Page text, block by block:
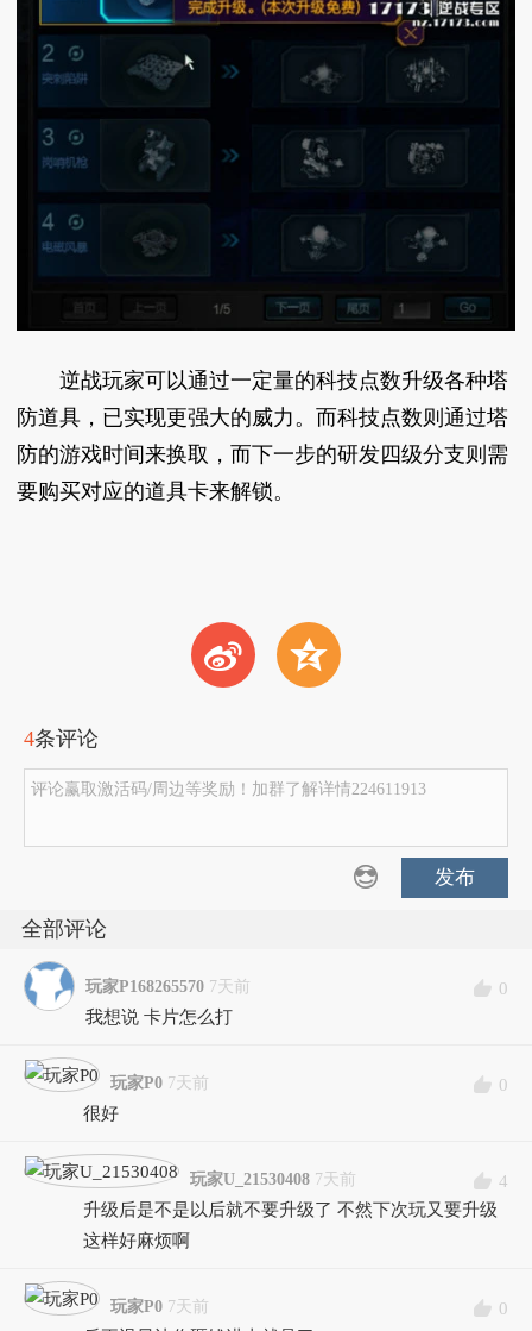
逆战玩家可以通过一定量的科技点数升级各种塔
防道具，已实现更强大的威力。而科技点数则通过塔
防的游戏时间来换取，而下一步的研发四级分支则需
要购买对应的道具卡来解锁。
t z
4条评论
评论赢取激活码/周边等奖励！加群了解详情224611913
发布
全部评论
玩家P168265570 7天前
0
我想说 卡片怎么打
玩家P0 7天前
0
很好
玩家U_21530408 7天前
4
升级后是不是以后就不要升级了 不然下次玩又要升级
这样好麻烦啊
玩家P0 7天前
0